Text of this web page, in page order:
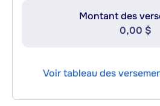
Montant des
0,00 $
Voir tableau des